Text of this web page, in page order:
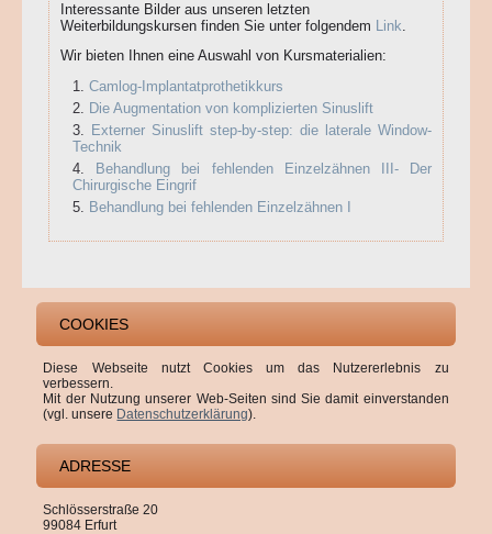
Interessante Bilder aus unseren letzten
Weiterbildungskursen finden Sie unter folgendem Link.
Wir bieten Ihnen eine Auswahl von Kursmaterialien:
Camlog-Implantatprothetikkurs
Die Augmentation von komplizierten Sinuslift
Externer Sinuslift step-by-step: die laterale Window-
Technik
Behandlung bei fehlenden Einzelzähnen III- Der
Chirurgische Eingrif
Behandlung bei fehlenden Einzelzähnen I
COOKIES
Diese Webseite nutzt Cookies um das Nutzererlebnis zu
verbessern.
Mit der Nutzung unserer Web-Seiten sind Sie damit einverstanden
(vgl. unsere Datenschutzerklärung).
ADRESSE
Schlösserstraße 20
99084 Erfurt